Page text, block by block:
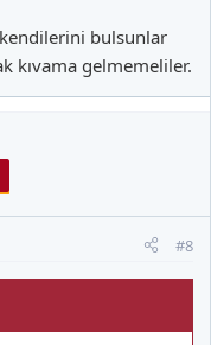
bulsunlar
kıvama gelmemeliler.
#8